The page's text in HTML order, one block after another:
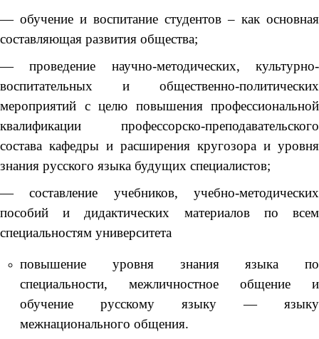
— обучение и воспитание студентов – как основная
составляющая развития общества;
— проведение научно-методических, культурно-
воспитательных и общественно-политических
мероприятий с целю повышения профессиональной
квалификации профессорско-преподавательского
состава кафедры и расширения кругозора и уровня
знания русского языка будущих специалистов;
— составление учебников, учебно-методических
пособий и дидактических материалов по всем
специальностям университета
повышение уровня знания языка по
специальности, межличностное общение и
обучение русскому языку — языку
межнационального общения.